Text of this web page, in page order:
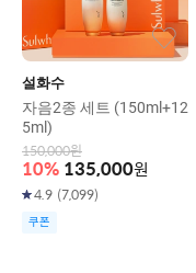
설화수
자음2종 세트 (150ml+12
5ml)
150,000원
10% 135,000원
4.9 (7,099)
쿠폰